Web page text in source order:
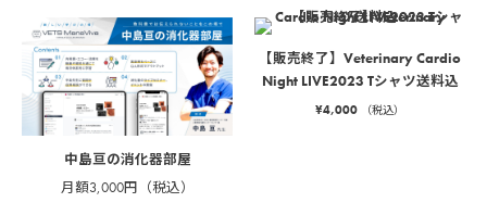
中島亘の消化器部屋
月額3,000円（税込）
【販売終了】Veterinary Cardio
Night LIVE2023 Tシャツ送料込
¥4,000 （税込）